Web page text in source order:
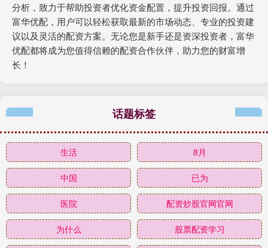
分析，致力于帮助投资者优化资金配置，提升投资回报。通过
富华优配，用户可以轻松获取最新的市场动态、专业的投资建
议以及灵活的配资方案。无论您是新手还是资深投资者，富华
优配都将成为您值得信赖的配资合作伙伴，助力您的财富增
长！
话题标签
生活 8月
中国 已为
医院 配资炒股官网官网
为什么 股票配资学习